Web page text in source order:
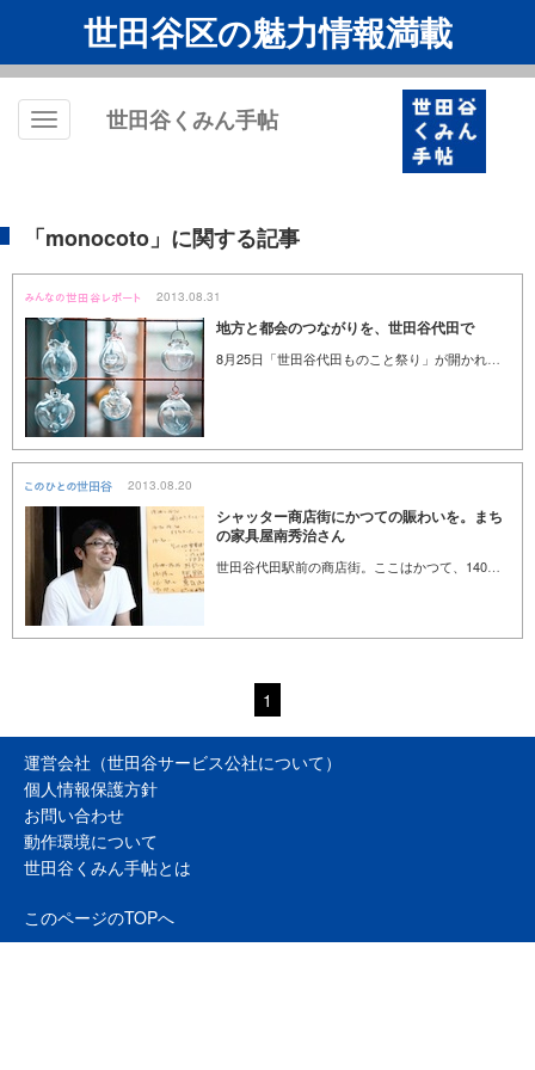
世田谷区の魅力情報満載
Toggle
世田谷くみん手帖
「monocoto」に関する記事
2013.08.31
地方と都会のつながりを、世田谷代田で
2013.08.20
シャッター商店街にかつての賑わいを。まち
の家具屋南秀治さん
1
運営会社（世田谷サービス公社について）
個人情報保護方針
お問い合わせ
動作環境について
世田谷くみん手帖とは
このページのTOPへ